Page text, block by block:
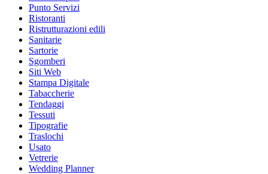
Punto Servizi
Ristoranti
Ristrutturazioni edili
Sanitarie
Sartorie
Sgomberi
Siti Web
Stampa Digitale
Tabaccherie
Tendaggi
Tessuti
Tipografie
Traslochi
Usato
Vetrerie
Wedding Planner